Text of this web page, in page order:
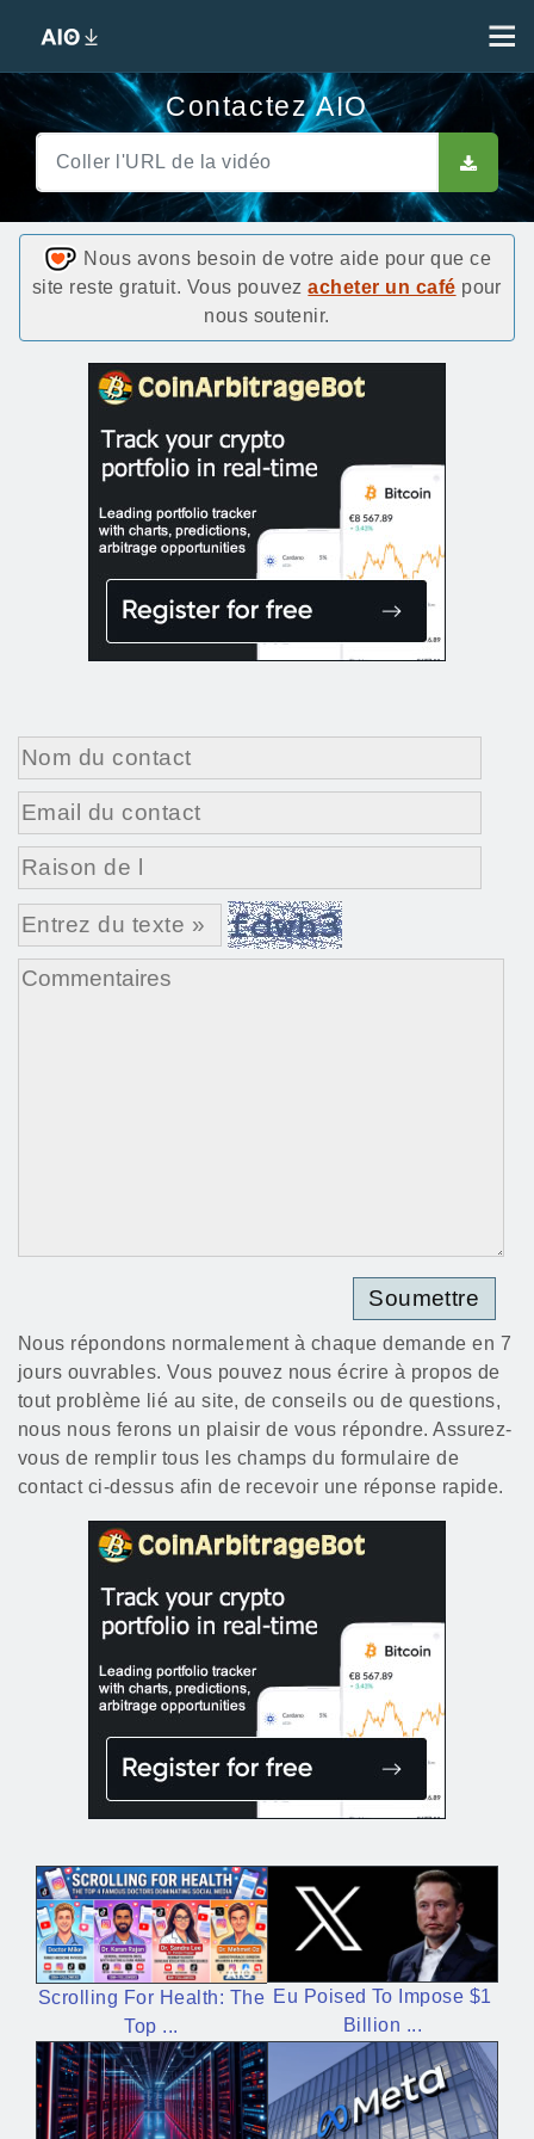
Contactez AIO
Nous avons besoin de votre aide pour que ce
site reste gratuit. Vous pouvezacheter un café pour
nous soutenir.
Nous répondons normalement à chaque demande en 7
jours ouvrables. Vous pouvez nous écrire à propos de
tout problème lié au site, de conseils ou de questions,
nous nous ferons un plaisir de vous répondre. Assurez-
vous de remplir tous les champs du formulaire de
contact ci-dessus afin de recevoir une réponse rapide.
Scrolling For Health: The
Top ...
Eu Poised To Impose $1
Billion ...